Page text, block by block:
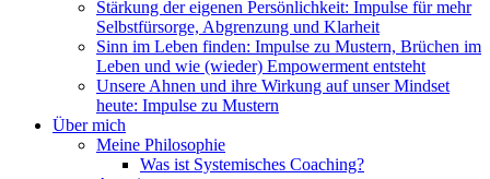
Stärkung der eigenen Persönlichkeit: Impulse für mehr
Selbstfürsorge, Abgrenzung und Klarheit
Sinn im Leben finden: Impulse zu Mustern, Brüchen im
Leben und wie (wieder) Empowerment entsteht
Unsere Ahnen und ihre Wirkung auf unser Mindset
heute: Impulse zu Mustern
Über mich
Meine Philosophie
Was ist Systemisches Coaching?